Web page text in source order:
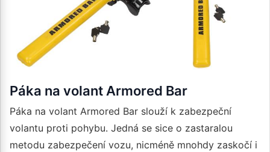
Páka na volant Armored Bar
Páka na volant Armored Bar slouží k zabezpeční
volantu proti pohybu. Jedná se sice o zastaralou
metodu zabezpečení vozu, nicméně mnohdy zaskočí i